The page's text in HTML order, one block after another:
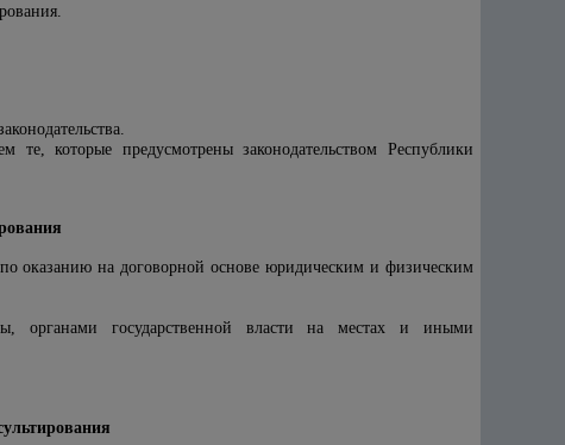
которые предусмотрены законодательством Республики
по оказанию на договорной основе юридическим и физическим
органами государственной власти на местах и иными